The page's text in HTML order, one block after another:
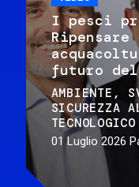
I pesci
Ripensare
futuro
AMBIENTE
SICUREZZA
01 Luglio 2026